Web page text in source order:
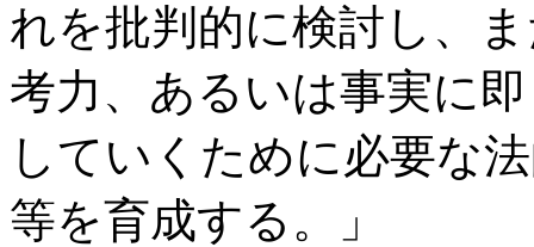
れを批判的に検討し、
考力、あるいは事実に
していくために必要な
等を育成する。」